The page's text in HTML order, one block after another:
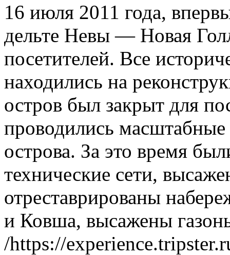
16 июля 2011 года,
дельте Невы — Новая
посетителей. Все
находились на
остров был закрыт для
проводились
острова. За это время
технические сети,
отреставрированы
и Ковша, высажены
/https://